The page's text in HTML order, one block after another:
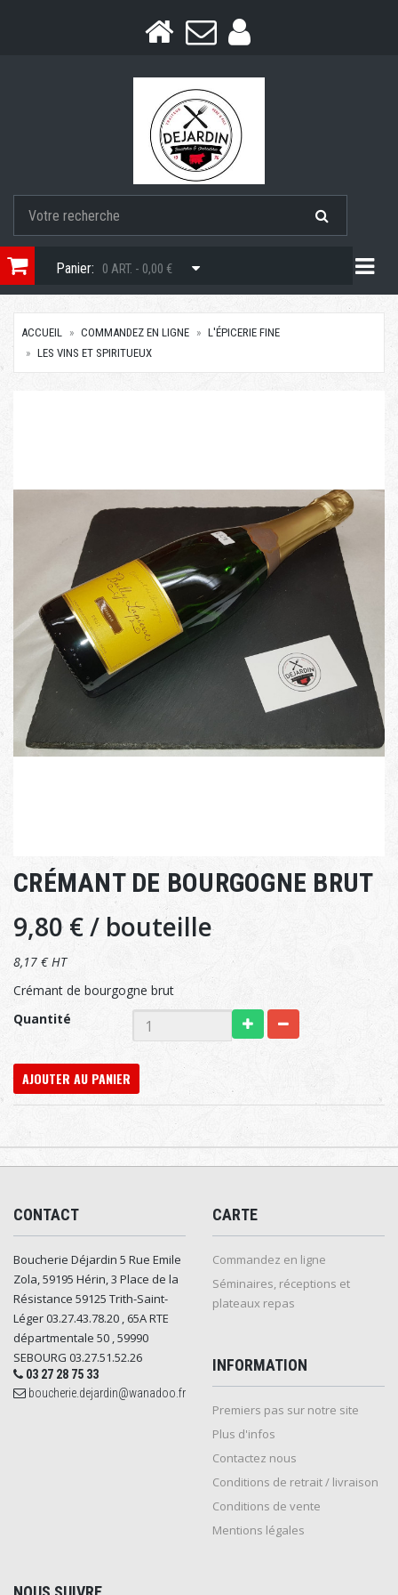
Panier: 0 ART. - 0,00 €
ACCUEIL COMMANDEZ EN LIGNE
L'ÉPICERIE FINE
LES VINS ET SPIRITUEUX
CRÉMANT DE BOURGOGNE BRUT
9,80 €/ bouteille
8,17 € HT
Crémant de bourgogne brut
Quantité
AJOUTER AU PANIER
CONTACT
Boucherie Déjardin 5 Rue Emile
Zola, 59195 Hérin, 3 Place de la
Résistance 59125 Trith-Saint-
Léger 03.27.43.78.20 , 65A RTE
départmentale 50 , 59990
SEBOURG 03.27.51.52.26
03 27 28 75 33
boucherie.dejardin@wanadoo.fr
CARTE
Commandez en ligne
Séminaires, réceptions et
plateaux repas
INFORMATION
Premiers pas sur notre site
Plus d'infos
Contactez nous
Conditions de retrait / livraison
Conditions de vente
Mentions légales